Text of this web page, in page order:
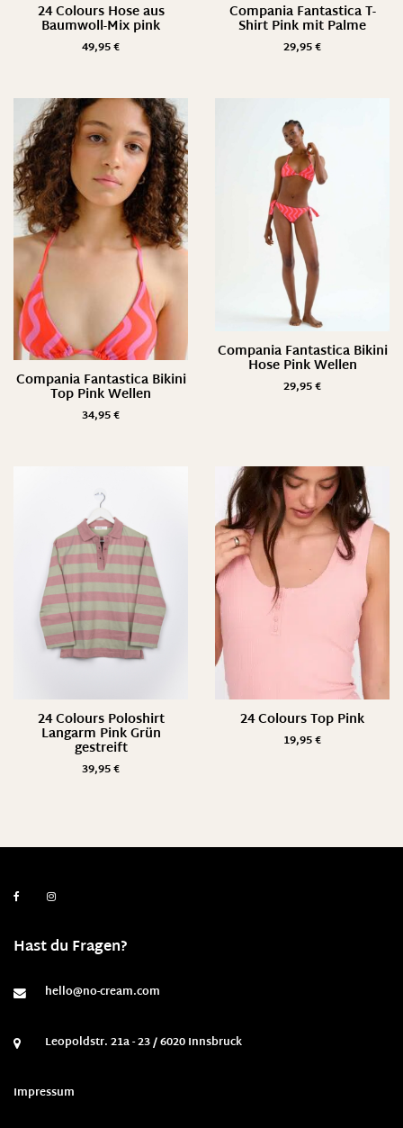
24 Colours Hose aus
Baumwoll-Mix pink
49,95€
Compania Fantastica T-
Shirt Pink mit Palme
29,95€
Compania Fantastica Bikini
Top Pink Wellen
34,95€
Compania Fantastica Bikini
Hose Pink Wellen
29,95€
24 Colours Poloshirt
Langarm Pink Grün
gestreift
39,95€
24 Colours Top Pink
19,95€
Hast du Fragen?
hello@no-cream.com
Leopoldstr. 21a - 23 / 6020 Innsbruck
Impressum